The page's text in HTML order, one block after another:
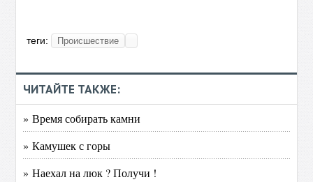
теги: Происшествие
ЧИТАЙТЕ ТАКЖЕ:
» Время собирать камни
» Камушек с горы
» Наехал на люк ? Получи !